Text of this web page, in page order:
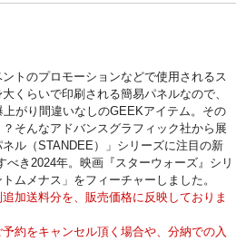
トのプロモーションなどで使用されるス
くらいで印刷される簡易パネルなので、
がり間違いなしのGEEKアイテム。その
そんなアドバンスグラフィック社から展
ル（STANDEE）」シリーズに注目の新
べき2024年。映画『スターウォーズ』シリ
ムメナス」をフィーチャーしました。
加送料分を、販売価格に反映しておりま
約をキャンセル頂く場合や、分納での入